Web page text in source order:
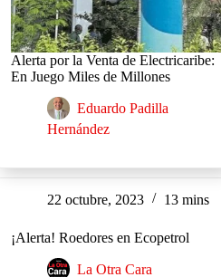
Alerta por la Venta de Electricaribe:
En Juego Miles de Millones
Eduardo Padilla
Hernández
22 octubre, 2023 13 mins
¡Alerta! Roedores en Ecopetrol
La Otra Cara